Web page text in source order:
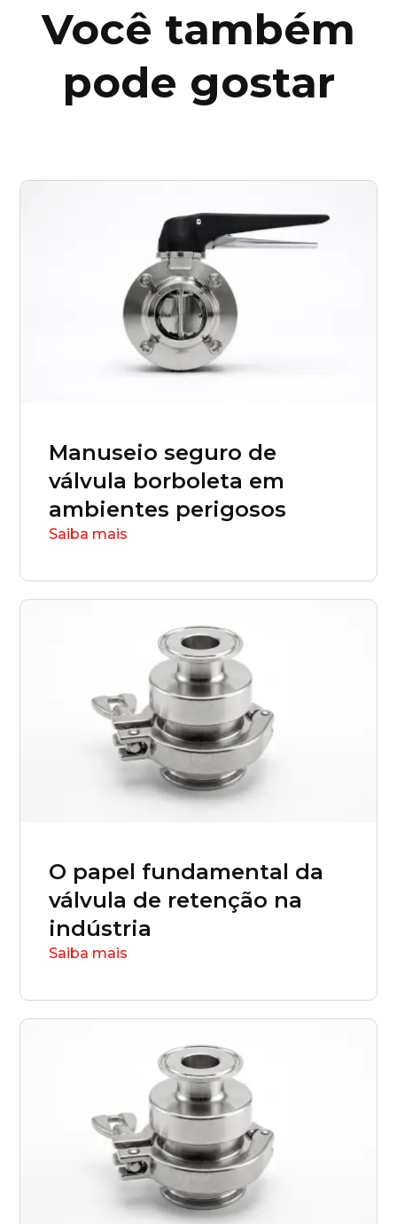
Paraná (PR)
pernambuco (PE)
Rio Grande do Norte (RN)
Rondônia (RO)
Santa Catarina (SC)
São Paulo (SP)
Tocantins (TO)
Brasilia (DF)
Você também
pode gostar
Manuseio seguro de
válvula borboleta em
ambientes perigosos
Saiba mais
O papel fundamental da
válvula de retenção na
indústria
Saiba mais